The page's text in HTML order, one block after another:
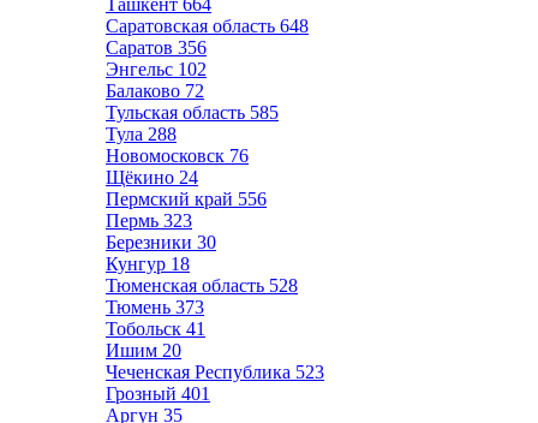
Ташкент 664
Саратовская область 648
Саратов 356
Энгельс 102
Балаково 72
Тульская область 585
Тула 288
Новомосковск 76
Щёкино 24
Пермский край 556
Пермь 323
Березники 30
Кунгур 18
Тюменская область 528
Тюмень 373
Тобольск 41
Ишим 20
Чеченская Республика 523
Грозный 401
Аргун 35